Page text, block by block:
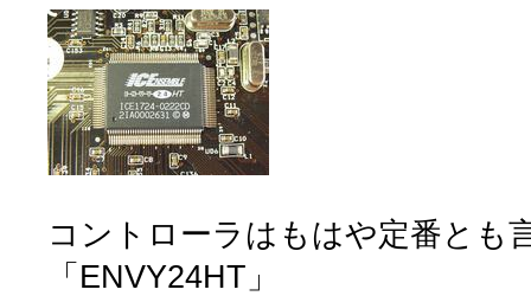
コントローラはもはや定番とも
「ENVY24HT」